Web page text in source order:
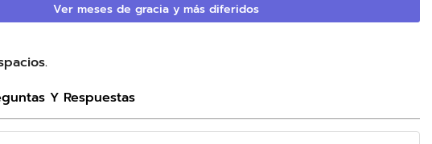
Ver meses de gracia y más diferidos
Y Respuestas